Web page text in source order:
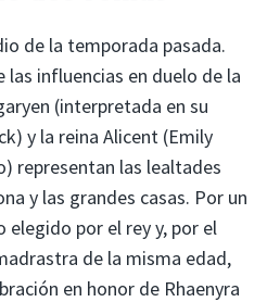
de la temporada pasada.
las influencias en duelo de la
(interpretada en su
y la reina Alicent (Emily
representan las lealtades
y las grandes casas. Por un
elegido por el rey y, por el
de la misma edad,
en honor de Rhaenyra